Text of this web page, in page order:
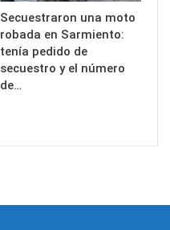
Secuestraron una moto
robada en Sarmiento:
tenía pedido de
secuestro y el número
de…